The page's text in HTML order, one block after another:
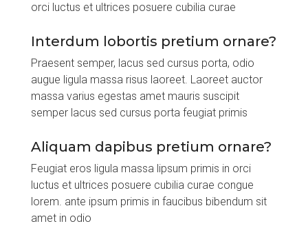
orci luctus et ultrices posuere cubilia curae
Interdum lobortis pretium ornare?
Praesent semper, lacus sed cursus porta, odio
augue ligula massa risus laoreet. Laoreet auctor
massa varius egestas amet mauris suscipit
semper lacus sed cursus porta feugiat primis
Aliquam dapibus pretium ornare?
Feugiat eros ligula massa lipsum primis in orci
luctus et ultrices posuere cubilia curae congue
lorem. ante ipsum primis in faucibus bibendum sit
amet in odio